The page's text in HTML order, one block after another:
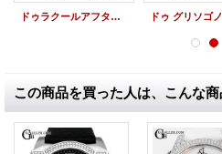
ドゥラクールアフターダイヤ ビクロノ・テック SII 111本限定 ダイヤカスタム
この商品を買った人は、こんな